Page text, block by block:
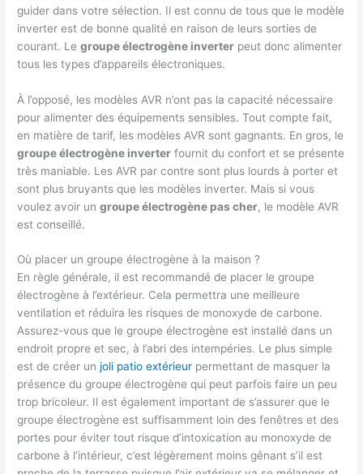
guider dans votre sélection. Il est connu de tous que le modèle
inverter est de bonne qualité en raison de leurs sorties de
courant. Legroupe électrogène inverter peut donc alimenter
tous les types d’appareils électroniques.
À l’opposé, les modèles AVR n’ont pas la capacité nécessaire
pour alimenter des équipements sensibles. Tout compte fait,
en matière de tarif, les modèles AVR sont gagnants. En gros, le
groupe électrogène inverter fournit du confort et se présente
très maniable. Les AVR par contre sont plus lourds à porter et
sont plus bruyants que les modèles inverter. Mais si vous
voulez avoir ungroupe électrogène pas cher, le modèle AVR
est conseillé.
Où placer un groupe électrogène à la maison ?
En règle générale, il est recommandé de placer le groupe
électrogène à l’extérieur. Cela permettra une meilleure
ventilation et réduira les risques de monoxyde de carbone.
Assurez-vous que le groupe électrogène est installé dans un
endroit propre et sec, à l’abri des intempéries. Le plus simple
est de créer unjoli patio extérieur permettant de masquer la
présence du groupe électrogène qui peut parfois faire un peu
trop bricoleur. Il est également important de s’assurer que le
groupe électrogène est suffisamment loin des fenêtres et des
portes pour éviter tout risque d’intoxication au monoxyde de
carbone à l’intérieur, c’est légèrement moins gênant s’il est